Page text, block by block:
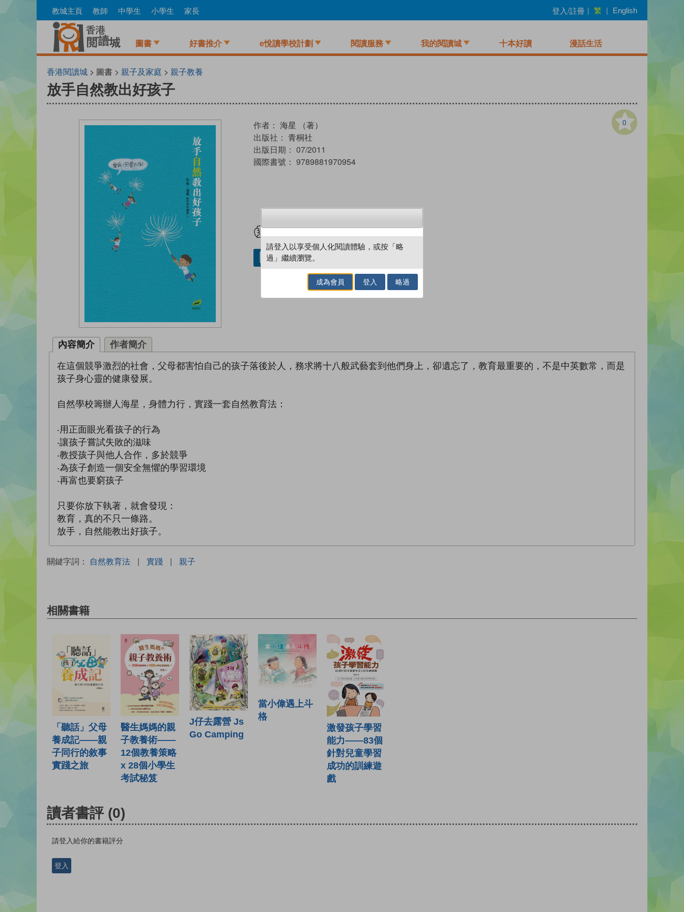
to
教城主頁 教師 中學生 小學生 家長 登入/註冊 | 繁 | English
圖書 好書推介 e悅讀學校計劃 閱讀服務 我的閱讀城 十本好讀 漫話生活
香港閱讀城 > 圖書 > 親子及家庭 > 親子教養
放手自然教出好孩子
0
作者： 海星 （著）
出版社： 青桐社
出版日期： 07/2011
國際書號： 9789881970954
借閱實體書
內容簡介 作者簡介
在這個競爭激烈的社會，父母都害怕自己的孩子落後於人，務求將十八般武藝套到他們身上，卻遺忘了，教育最重要的，不是中英數常，而是
孩子身心靈的健康發展。
自然學校籌辦人海星，身體力行，實踐一套自然教育法：
‧用正面眼光看孩子的行為
‧讓孩子嘗試失敗的滋味
‧教授孩子與他人合作，多於競爭
‧為孩子創造一個安全無懼的學習環境
‧再富也要窮孩子
只要你放下執著，就會發現：
教育，真的不只一條路。
放手，自然能教出好孩子。
關鍵字詞： 自然教育法 | 實踐 | 親子
相關書籍
「聽話」父母
養成記——親
子同行的敘事
實踐之旅
醫生媽媽的親
子教養術——
12個教養策略
x 28個小學生
考試秘笈
J仔去露營 Js
Go Camping
當小偉遇上斗
格
激發孩子學習
能力——83個
針對兒童學習
成功的訓練遊
戲
讀者書評 (0)
請登入給你的書籍評分
登入
請登入以享受個人化閱讀體驗，或按「略
過」繼續瀏覽。
成為會員 登入 略過